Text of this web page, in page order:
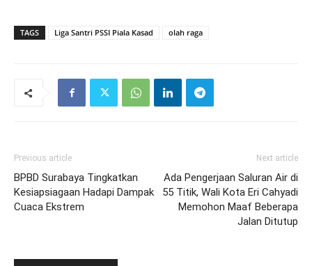
TAGS Liga Santri PSSI Piala Kasad olah raga
Previous article
BPBD Surabaya Tingkatkan
Kesiapsiagaan Hadapi Dampak
Cuaca Ekstrem
Next article
Ada Pengerjaan Saluran Air di
55 Titik, Wali Kota Eri Cahyadi
Memohon Maaf Beberapa
Jalan Ditutup